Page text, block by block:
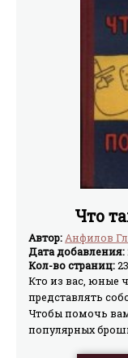
по испытанию и
аспирантов,
космической
астронавтикой
ракетной
Что
Автор: Анфилов
Дата добавления:
Кол-во страниц:23
Кто из вас, юные
представлять
Чтобы помочь
популярных